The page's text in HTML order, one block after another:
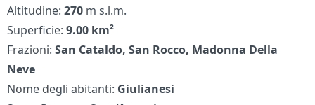
Altitudine:270 m s.l.m.
Superficie:9.00 km²
Frazioni:San Cataldo, San Rocco, Madonna Della
Neve
Nome degli abitanti: Giulianesi